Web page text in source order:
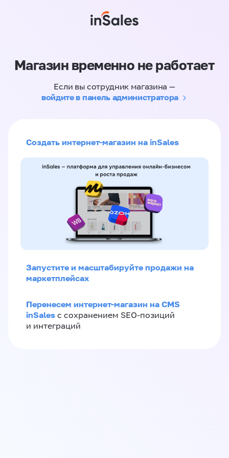
Магазин временно не работает
Если вы сотрудник магазина —
войдите в панель администратора
Создать интернет-магазин на inSales
Запустите и масштабируйте продажи на
маркетплейсах
Перенесем интернет-магазин на CMS
inSales с сохранением SEO-позиций
и интеграций